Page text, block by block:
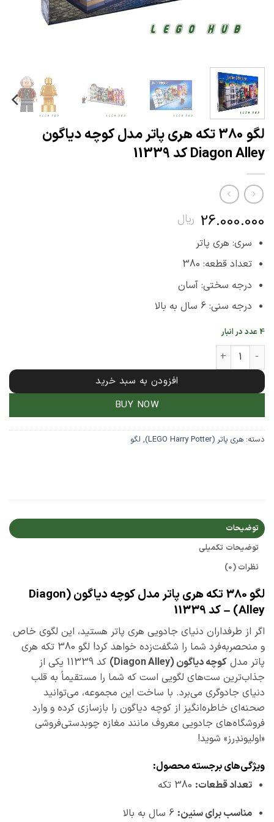
لگو 380 تکه هری پاتر مدل کوچه دیاگون
Diagon Alley کد 11339
26.000.000 ریال
سری: هری پاتر
تعداد قطعه: 380
درجه سختی: آسان
درجه سنی: 6 سال به بالا
افزودن به سبد خرید
BUY NOW
دسته:هری پاتر (LEGO Harry Potter) ,لگو
توضیحات
توضیحات تکمیلی
نظرات (0)
لگو 380 تکه هری پاتر مدل کوچه دیاگون (Diagon
Alley) – کد 11339
اگر از طرفداران دنیای جادویی هری پاتر هستید، این لگوی خاص
و منحصربه‌فرد شما را شگفت‌زده خواهد کرد! لگو 380 تکه هری
پاتر مدلکوچه دیاگون (Diagon Alley)
کد 11339 یکی از
جذاب‌ترین ست‌های لگویی است که شما را مستقیماً به قلب
دنیای جادوگری می‌برد. با ساخت این مجموعه، می‌توانید
صحنه‌ای خاطره‌انگیز از کوچه دیاگون را بازسازی کرده و وارد
فروشگاه‌های جادویی معروف مانند مغازه چوبدستی‌فروشی
«اولیوندِرز» شوید!
ویژگی‌های برجسته محصول:
تعداد قطعات:380 تکه
مناسب برای سنین:6 سال به بالا